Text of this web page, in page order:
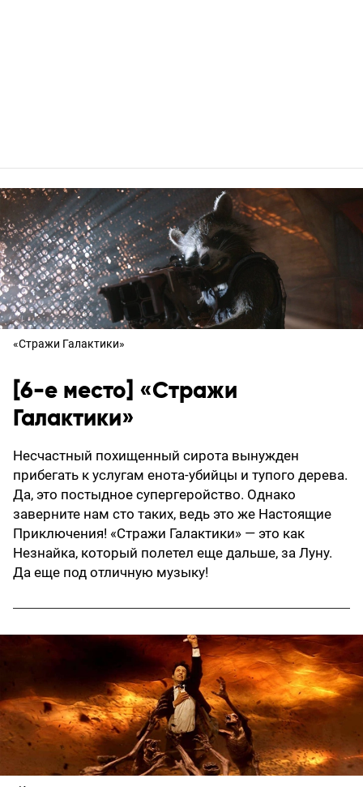
«Стражи Галактики»
[6-е место] «Стражи
Галактики»
Несчастный похищенный сирота вынужден
прибегать к услугам енота-убийцы и тупого дерева.
Да, это постыдное супергеройство. Однако
заверните нам сто таких, ведь это же Настоящие
Приключения! «Стражи Галактики» — это как
Незнайка, который полетел еще дальше, за Луну.
Да еще под отличную музыку!